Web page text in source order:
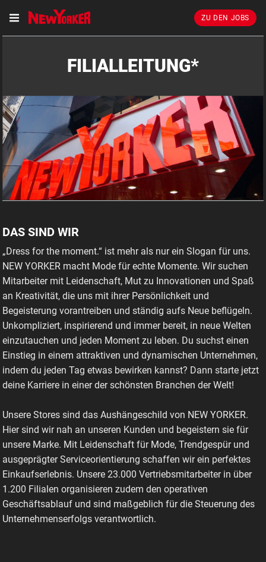
ZU DEN JOBS
FILIALLEITUNG*
DAS SIND WIR
„Dress for the moment.“ ist mehr als nur ein Slogan für uns.
NEW YORKER macht Mode für echte Momente. Wir suchen
Mitarbeiter mit Leidenschaft, Mut zu Innovationen und Spaß
an Kreativität, die uns mit ihrer Persönlichkeit und
Begeisterung vorantreiben und ständig aufs Neue beflügeln.
Unkompliziert, inspirierend und immer bereit, in neue Welten
einzutauchen und jeden Moment zu leben. Du suchst einen
Einstieg in einem attraktiven und dynamischen Unternehmen,
indem du jeden Tag etwas bewirken kannst? Dann starte jetzt
deine Karriere in einer der schönsten Branchen der Welt!
Unsere Stores sind das Aushängeschild von NEW YORKER.
Hier sind wir nah an unseren Kunden und begeistern sie für
unsere Marke. Mit Leidenschaft für Mode, Trendgespür und
ausgeprägter Serviceorientierung schaffen wir ein perfektes
Einkaufserlebnis. Unsere 23.000 Vertriebsmitarbeiter in über
1.200 Filialen organisieren zudem den operativen
Geschäftsablauf und sind maßgeblich für die Steuerung des
Unternehmenserfolgs verantwortlich.